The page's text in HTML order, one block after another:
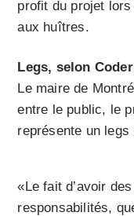
profit du projet
aux huîtres.
Legs, selon
Le maire de
entre le public, le
représente un legs
«Le fait d’avoir
responsabilités,